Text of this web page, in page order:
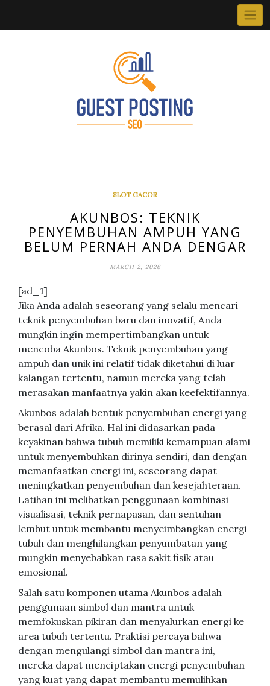
SLOT GACOR
AKUNBOS: TEKNIK
PENYEMBUHAN AMPUH YANG
BELUM PERNAH ANDA DENGAR
MARCH 2, 2026
[ad_1]
Jika Anda adalah seseorang yang selalu mencari
teknik penyembuhan baru dan inovatif, Anda
mungkin ingin mempertimbangkan untuk
mencoba Akunbos. Teknik penyembuhan yang
ampuh dan unik ini relatif tidak diketahui di luar
kalangan tertentu, namun mereka yang telah
merasakan manfaatnya yakin akan keefektifannya.
Akunbos adalah bentuk penyembuhan energi yang
berasal dari Afrika. Hal ini didasarkan pada
keyakinan bahwa tubuh memiliki kemampuan alami
untuk menyembuhkan dirinya sendiri, dan dengan
memanfaatkan energi ini, seseorang dapat
meningkatkan penyembuhan dan kesejahteraan.
Latihan ini melibatkan penggunaan kombinasi
visualisasi, teknik pernapasan, dan sentuhan
lembut untuk membantu menyeimbangkan energi
tubuh dan menghilangkan penyumbatan yang
mungkin menyebabkan rasa sakit fisik atau
emosional.
Salah satu komponen utama Akunbos adalah
penggunaan simbol dan mantra untuk
memfokuskan pikiran dan menyalurkan energi ke
area tubuh tertentu. Praktisi percaya bahwa
dengan mengulangi simbol dan mantra ini,
mereka dapat menciptakan energi penyembuhan
yang kuat yang dapat membantu memulihkan